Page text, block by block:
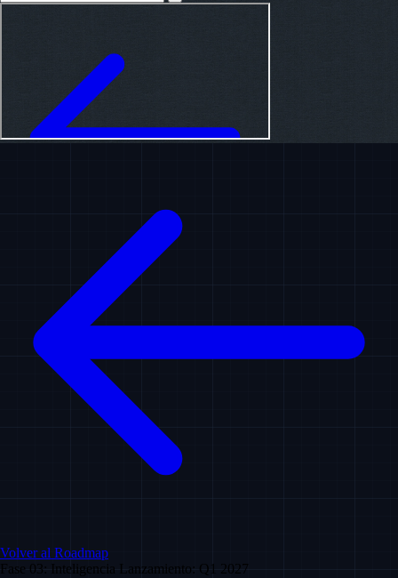
Volver al Roadmap
Fase 03: Inteligencia Lanzamiento: Q1 2027